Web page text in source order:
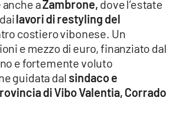
aZambrone, dove l’estate
lavori di restyling del
costiero vibonese. Un
e mezzo di euro, finanziato dal
e fortemente voluto
guidata dal sindaco e
di Vibo Valentia, Corrado